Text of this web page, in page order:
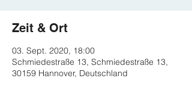
Zeit & Ort
03. Sept. 2020, 18:00
Schmiedestraße 13, Schmiedestraße 13,
30159 Hannover, Deutschland